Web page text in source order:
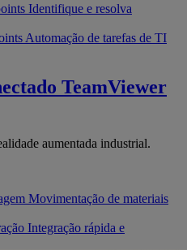
Identifique e resolva
Automação de tarefas de TI
TeamViewer
aumentada industrial.
Movimentação de materiais
Integração rápida e